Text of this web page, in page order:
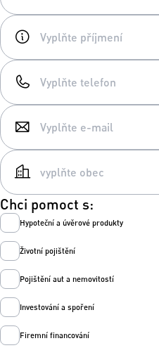
Chci pomoct s:
Hypoteční a úvěrové produkty
Životní pojištění
Pojištění aut a nemovitostí
Investování a spoření
Firemní financování